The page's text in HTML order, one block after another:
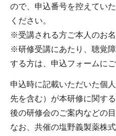
ので、申込番号を控えてい
ください。
※受講される方ご本人のお名
※研修受講にあたり、聴覚
する方は、申込フォームにご
申込時に記載いただいた個
先を含む）が本研修に関す
後の研修会のご案内などの
なお、共催の塩野義製薬株